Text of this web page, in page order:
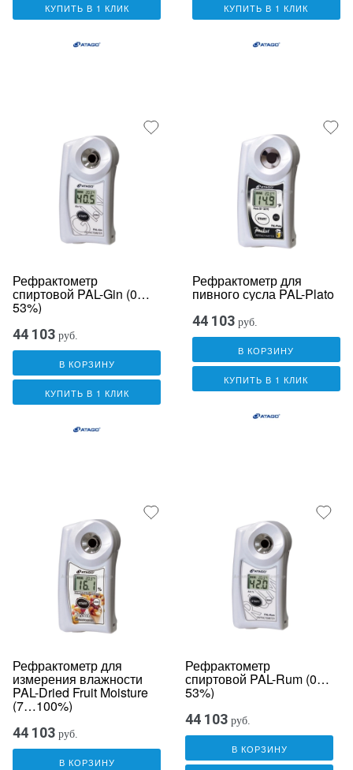
КУПИТЬ В 1 КЛИК КУПИТЬ В 1 КЛИК
Рефрактометр
спиртовой PAL-Gin (0…
53%)
44 103 руб.
В КОРЗИНУ
КУПИТЬ В 1 КЛИК
Рефрактометр для
пивного сусла PAL-Plato
44 103 руб.
В КОРЗИНУ
КУПИТЬ В 1 КЛИК
Рефрактометр для
измерения влажности
PAL-Dried Fruit Moisture
(7…100%)
44 103 руб.
В КОРЗИНУ
Рефрактометр
спиртовой PAL-Rum (0…
53%)
44 103 руб.
В КОРЗИНУ